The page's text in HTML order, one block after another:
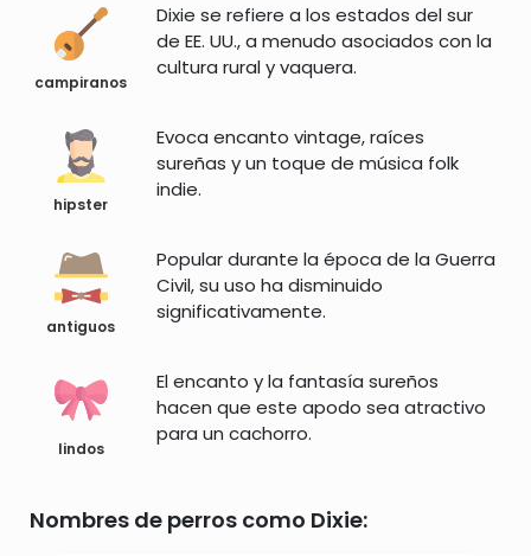
campiranos
Dixie se refiere a los estados del sur
de EE. UU., a menudo asociados con la
cultura rural y vaquera.
hipster
Evoca encanto vintage, raíces
sureñas y un toque de música folk
indie.
antiguos
Popular durante la época de la Guerra
Civil, su uso ha disminuido
significativamente.
lindos
El encanto y la fantasía sureños
hacen que este apodo sea atractivo
para un cachorro.
Nombres de perros como Dixie: